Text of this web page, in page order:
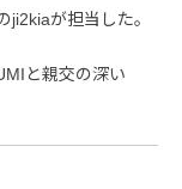
が担当した。
と親交の深い